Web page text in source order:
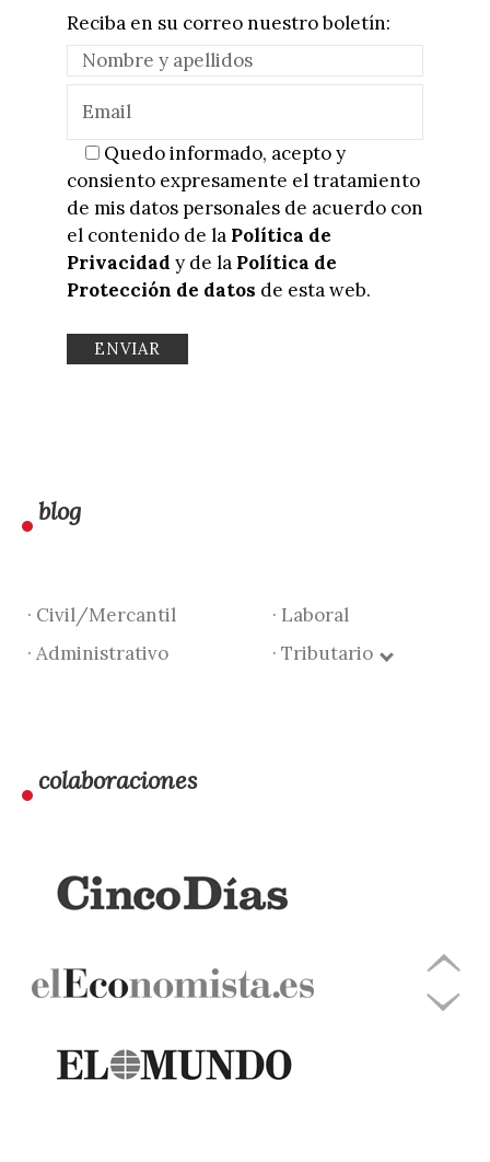
Reciba en su correo nuestro boletín:
Quedo informado, acepto y
consiento expresamente el tratamiento
de mis datos personales de acuerdo con
el contenido de la Política de
Privacidad y de la Política de
Protección de datos de esta web.
blog
· Civil/Mercantil
· Laboral
· Administrativo
· Tributario
colaboraciones